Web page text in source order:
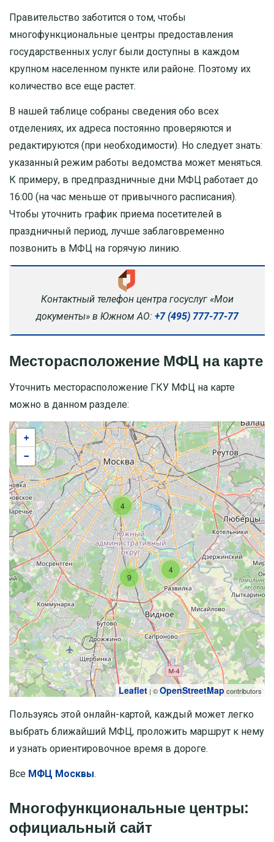
Правительство заботится о том, чтобы
многофункциональные центры предоставления
государственных услуг были доступны в каждом
крупном населенном пункте или районе. Поэтому их
количество все еще растет.
В нашей таблице собраны сведения обо всех
отделениях, их адреса постоянно проверяются и
редактируются (при необходимости). Но следует знать:
указанный режим работы ведомства может меняться.
К примеру, в предпраздничные дни МФЦ работает до
16:00 (на час меньше от привычного расписания).
Чтобы уточнить график приема посетителей в
праздничный период, лучше заблаговременно
позвонить в МФЦ на горячую линию.
Контактный телефон центра госуслуг «Мои
документы» в Южном АО: +7 (495) 777-77-77
Месторасположение МФЦ на карте
Уточнить месторасположение ГКУ МФЦ на карте
можно в данном разделе:
4
4
9
+
−
Leaflet| ©OpenStreetMap contributors
Пользуясь этой онлайн-картой, каждый может легко
выбрать ближайший МФЦ, проложить маршрут к нему
и узнать ориентировочное время в дороге.
Все МФЦ Москвы.
Многофункциональные центры:
официальный сайт